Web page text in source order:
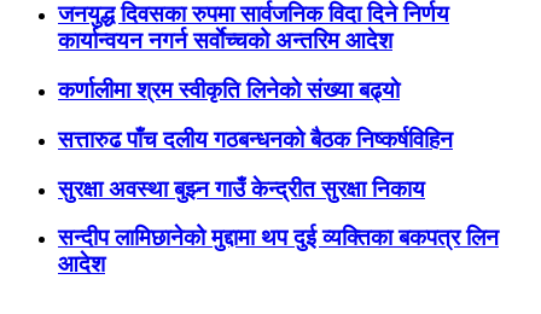
जनयुद्ध दिवसका रुपमा सार्वजनिक विदा दिने निर्णय
कार्यान्वयन नगर्न सर्वाेच्चको अन्तरिम आदेश
कर्णालीमा श्रम स्वीकृति लिनेकाे संख्या बढ्याे
सत्तारुढ पाँच दलीय गठबन्धनको बैठक निष्कर्षविहिन
सुरक्षा अवस्था बुझ्न गाउँ केन्द्रीत सुरक्षा निकाय
सन्दीप लामिछानेको मुद्दामा थप दुई व्यक्तिका बकपत्र लिन
आदेश